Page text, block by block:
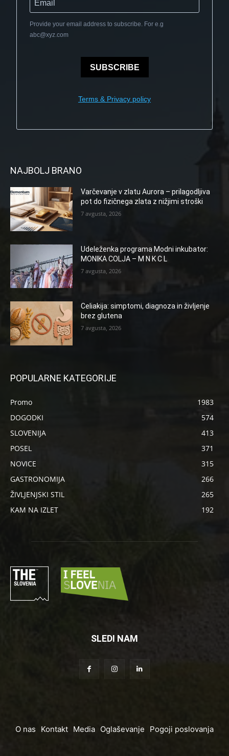
Provide your email address to subscribe. For e.g
abc@xyz.com
SUBSCRIBE
Terms & Privacy policy
NAJBOLJ BRANO
Varčevanje v zlatu Aurora – prilagodljiva
pot do fizičnega zlata z nižjimi stroški
7 avgusta, 2026
Udeleženka programa Modni inkubator:
MONIKA COLJA – M N K C L
7 avgusta, 2026
Celiakija: simptomi, diagnoza in življenje
brez glutena
7 avgusta, 2026
POPULARNE KATEGORIJE
Promo
1983
DOGODKI
574
SLOVENIJA
413
POSEL
371
NOVICE
315
GASTRONOMIJA
266
ŽIVLJENJSKI STIL
265
KAM NA IZLET
192
SLEDI NAM
O nas Kontakt Media Oglaševanje Pogoji poslovanja